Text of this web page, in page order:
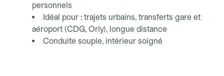
personnels
Idéal pour : trajets urbains, transferts gare et
aéroport (CDG, Orly), longue distance
Conduite souple, intérieur soigné